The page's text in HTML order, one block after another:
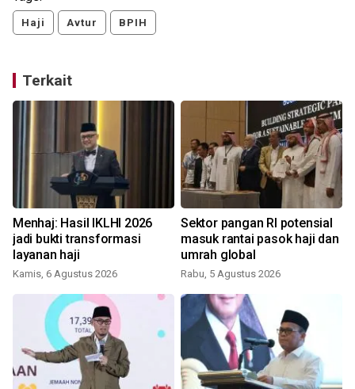
Haji Avtur BPIH
Terkait
Menhaj: Hasil IKLHI 2026
jadi bukti transformasi
layanan haji
Kamis, 6 Agustus 2026
Sektor pangan RI potensial
masuk rantai pasok haji dan
umrah global
Rabu, 5 Agustus 2026